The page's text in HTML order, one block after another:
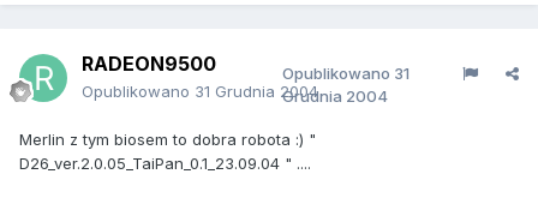
RADEON9500
Opublikowano 31 Grudnia 2004
Opublikowano 31
Grudnia 2004
Merlin z tym biosem to dobra robota :) "
D26_ver.2.0.05_TaiPan_0.1_23.09.04 " ....